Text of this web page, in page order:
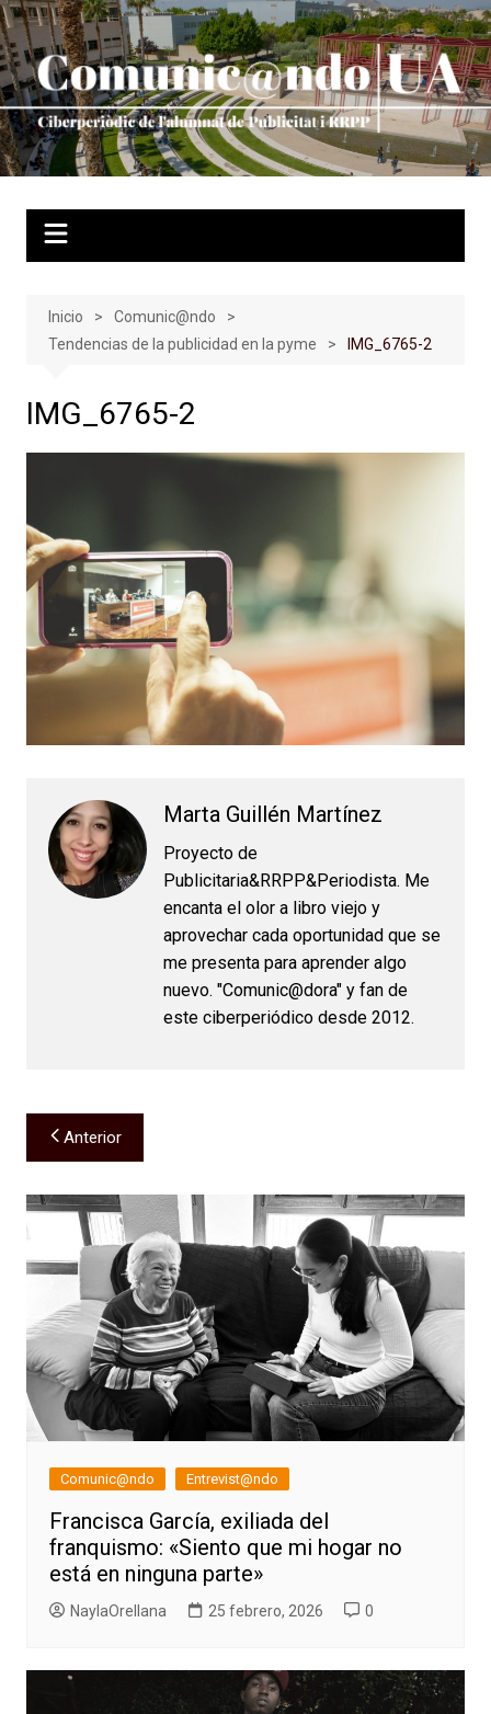
Saltar
al
contenido
Inicio
Comunic@ndo
Tendencias de la publicidad en la pyme
IMG_6765-2
IMG_6765-2
Marta Guillén Martínez
Proyecto de
Publicitaria&RRPP&Periodista. Me
encanta el olor a libro viejo y
aprovechar cada oportunidad que se
me presenta para aprender algo
nuevo. "Comunic@dora" y fan de
este ciberperiódico desde 2012.
Navegación
de
entradas
Anterior
Comunic@ndo Entrevist@ndo
Francisca García, exiliada del
franquismo: «Siento que mi hogar no
está en ninguna parte»
NaylaOrellana 25 febrero, 2026 0